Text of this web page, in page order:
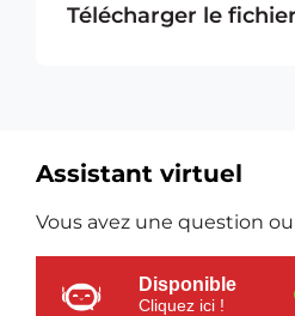
Télécharger le fichier
Ressources
Assistant virtuel
Vous avez une question
Disponible
Cliquez ici !